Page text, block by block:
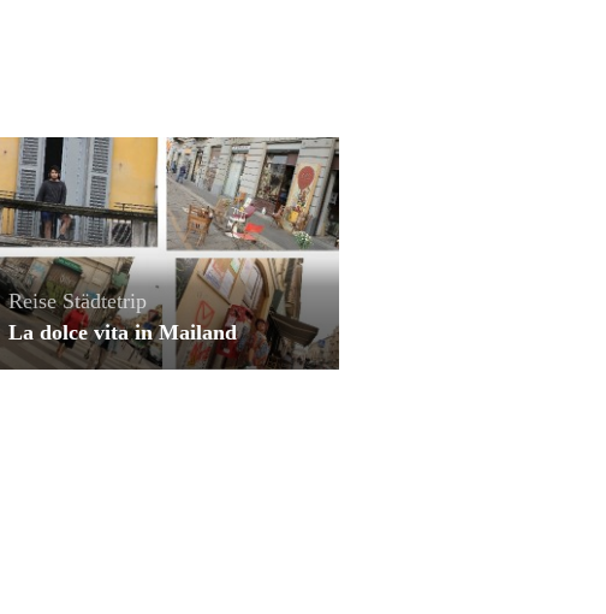
Reise Städtetrip
La dolce vita in Mailand